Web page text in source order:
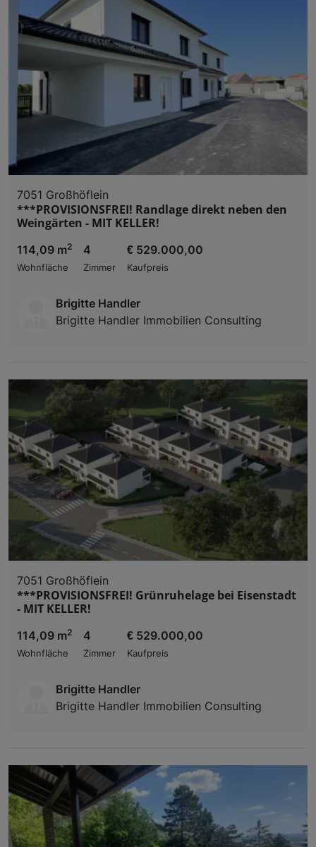
7051 Großhöflein
***PROVISIONSFREI! Randlage direkt neben den
Weingärten - MIT KELLER!
114,09 m2
Wohnfläche
4
Zimmer
€ 529.000,00
Kaufpreis
Brigitte Handler
Brigitte Handler Immobilien Consulting
7051 Großhöflein
***PROVISIONSFREI! Grünruhelage bei Eisenstadt
- MIT KELLER!
114,09 m2
Wohnfläche
4
Zimmer
€ 529.000,00
Kaufpreis
Brigitte Handler
Brigitte Handler Immobilien Consulting